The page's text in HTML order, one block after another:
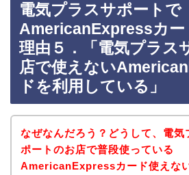
電気プラスサポートで
AmericanExpressカー
理由５．「電気プラス
店で使えない
ドを利用している」
なぜなんだろう？どうして、電気
ポートのお店で普段使っている
AmericanExpressカード使えな